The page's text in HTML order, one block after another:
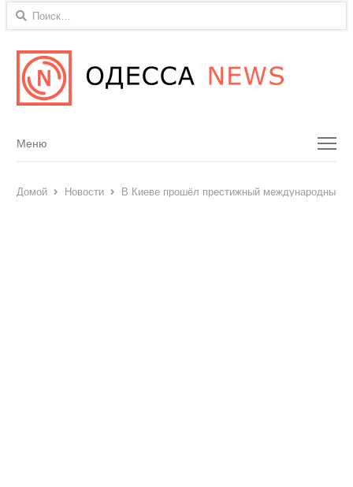
Найти:
Menu
Меню
Домой Новости В Киеве прошёл престижный международный